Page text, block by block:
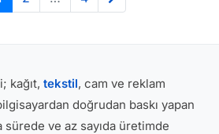
kağıt, tekstil, cam ve reklam
doğrudan baskı yapan
sürede ve az sayıda üretimde